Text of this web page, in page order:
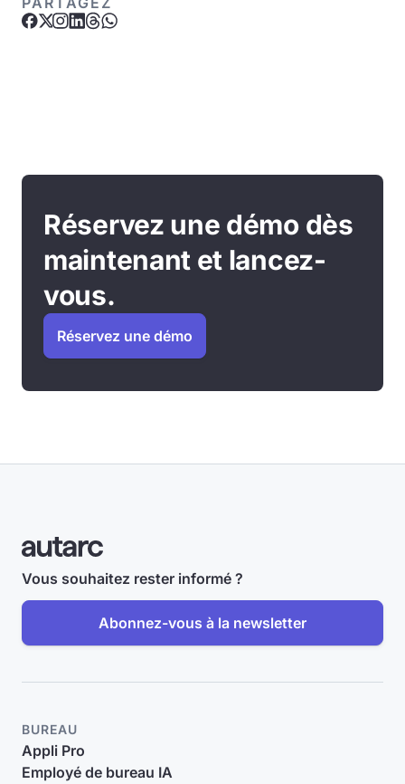
Réservez une démo dès
maintenant et lancez-
vous.
Réservez une démo
Vous souhaitez rester informé ?
Abonnez-vous à la newsletter
BUREAU
Appli Pro
Employé de bureau IA